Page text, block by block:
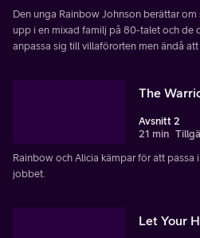
Den unga Rainbow Johnson berättar om
upp i en mixad familj på 80-talet och de
anpassa sig till villaförorten men ändå att
The
Avsnitt 2
21 min
Rainbow och Alicia kämpar för att passa
jobbet.
Let Your